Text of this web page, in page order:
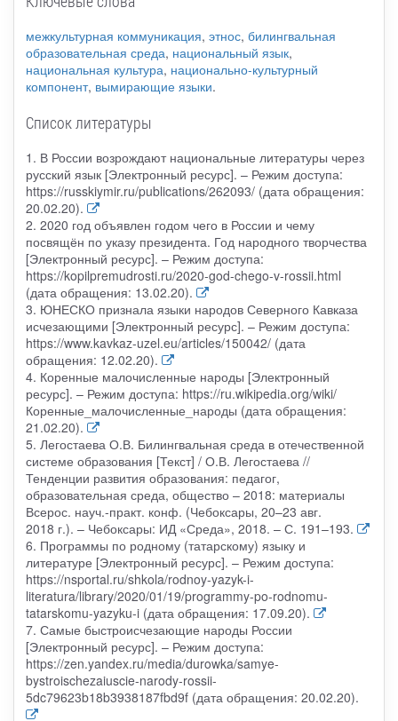
межкультурная коммуникация, этнос, билингвальная
образовательная среда, национальный язык,
национальная культура, национально-культурный
компонент, вымирающие языки.
Список литературы
1. В России возрождают национальные литературы через
русский язык [Электронный ресурс]. – Режим доступа:
https://russkiymir.ru/publications/262093/ (дата обращения:
20.02.20).
2. 2020 год объявлен годом чего в России и чему
посвящён по указу президента. Год народного творчества
[Электронный ресурс]. – Режим доступа:
https://kopilpremudrosti.ru/2020-god-chego-v-rossii.html
(дата обращения: 13.02.20).
3. ЮНЕСКО признала языки народов Северного Кавказа
исчезающими [Электронный ресурс]. – Режим доступа:
https://www.kavkaz-uzel.eu/articles/150042/ (дата
обращения: 12.02.20).
4. Коренные малочисленные народы [Электронный
ресурс]. – Режим доступа: https://ru.wikipedia.org/wiki/
Коренные_малочисленные_народы (дата обращения:
21.02.20).
5. Легостаева О.В. Билингвальная среда в отечественной
системе образования [Текст] / О.В. Легостаева //
Тенденции развития образования: педагог,
образовательная среда, общество – 2018: материалы
Всерос. науч.-практ. конф. (Чебоксары, 20–23 авг.
2018 г.). – Чебоксары: ИД «Среда», 2018. – С. 191–193.
6. Программы по родному (татарскому) языку и
литературе [Электронный ресурс]. – Режим доступа:
https://nsportal.ru/shkola/rodnoy-yazyk-i-
literatura/library/2020/01/19/programmy-po-rodnomu-
tatarskomu-yazyku-i (дата обращения: 17.09.20).
7. Самые быстроисчезающие народы России
[Электронный ресурс]. – Режим доступа:
https://zen.yandex.ru/media/durowka/samye-
bystroischezaiuscie-narody-rossii-
5dc79623b18b3938187fbd9f (дата обращения: 20.02.20).